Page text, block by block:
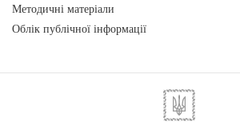
Методичні матеріали
Облік публічної інформації